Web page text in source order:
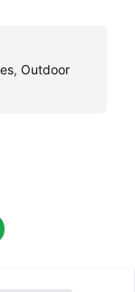
,Outdoor